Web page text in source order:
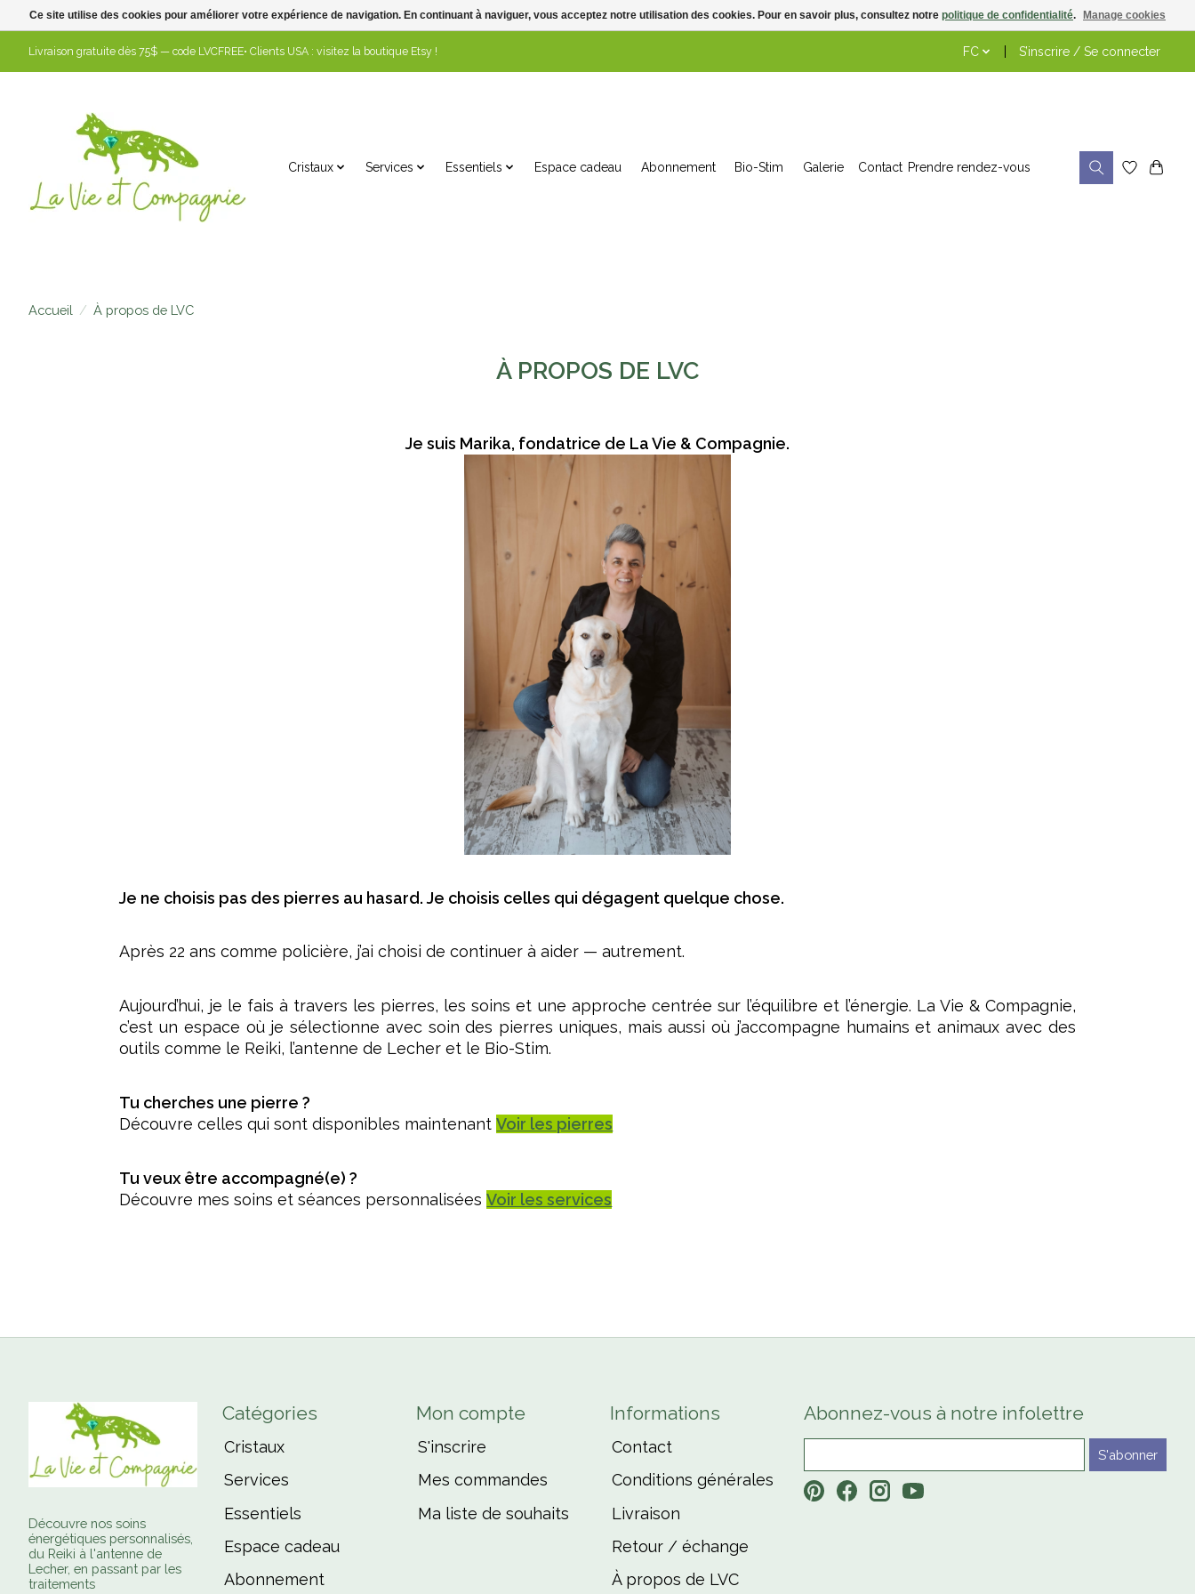
Livraison gratuite dès 75$ — code LVCFREE• Clients USA : visitez la boutique Etsy ! FC S’inscrire / Se connecter
Cristaux Services Essentiels Espace cadeau Abonnement Bio-Stim Galerie Contact Prendre rendez-vous
Accueil / À propos de LVC
À PROPOS DE LVC
Je suis Marika, fondatrice de La Vie & Compagnie.
Je ne choisis pas des pierres au hasard. Je choisis celles qui dégagent quelque chose.
Après 22 ans comme policière, j’ai choisi de continuer à aider — autrement.
Aujourd’hui, je le fais à travers les pierres, les soins et une approche centrée sur l’équilibre et l’énergie. La Vie & Compagnie,
c’est un espace où je sélectionne avec soin des pierres uniques, mais aussi où j’accompagne humains et animaux avec des
outils comme le Reiki, l’antenne de Lecher et le Bio-Stim.
Tu cherches une pierre ?
Découvre celles qui sont disponibles maintenantVoir les pierres
Tu veux être accompagné(e) ?
Découvre mes soins et séances personnaliséesVoir les services
Découvre nos soins
énergétiques personnalisés,
du Reiki à l'antenne de
Lecher, en passant par les
traitements
Catégories
Cristaux
Services
Essentiels
Espace cadeau
Abonnement
Mon compte
S'inscrire
Mes commandes
Ma liste de souhaits
Informations
Contact
Conditions générales
Livraison
Retour / échange
À propos de LVC
Abonnez-vous à notre infolettre
S'abonner
Ce site utilise des cookies pour améliorer votre expérience de navigation. En continuant à naviguer, vous acceptez notre utilisation des cookies. Pour en savoir plus, consultez notre politique de confidentialité. Manage cookies